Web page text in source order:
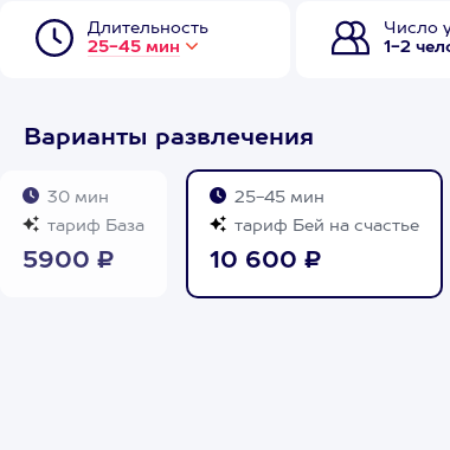
Длительность
25-45 мин
Число
1-2
Варианты развлечения
30 мин
тариф База
5900 ₽
25-45 мин
тариф Бей на счастье
10 600 ₽